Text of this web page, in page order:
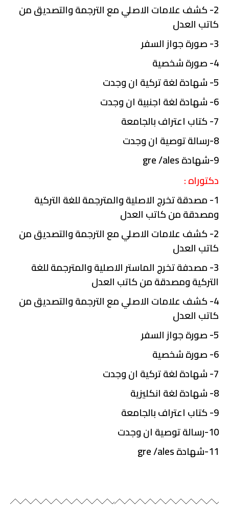
2- كشف علامات الاصلي مع الترجمة والتصديق من
كاتب العدل
3- صورة جواز السفر
4- صورة شخصية
5- شهادة لغة تركية ان وجدت
6- شهادة لغة اجنبية ان وجدت
7- كتاب اعتراف بالجامعة
8-رسالة توصية ان وجدت
9-شهادة gre /ales
دكتوراه:
1- مصدقة تخرج الاصلية والمترجمة للغة التركية
ومصدقة من كاتب العدل
2- كشف علامات الاصلي مع الترجمة والتصديق من
كاتب العدل
3- مصدفة تخرج الماستر الاصلية والمترجمة للغة
التركية ومصدقة من كاتب العدل
4- كشف علامات الاصلي مع الترجمة والتصديق من
كاتب العدل
5- صورة جواز السفر
6- صورة شخصية
7- شهادة لغة تركية ان وجدت
8- شهادة لغة انكليزية
9- كتاب اعتراف بالجامعة
10-رسالة توصية ان وجدت
11-شهادة gre /ales